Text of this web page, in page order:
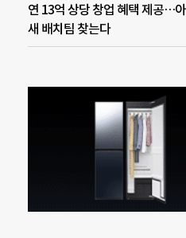
연 13억 상당 창업 혜택 제공…
새 배치팀 찾는다